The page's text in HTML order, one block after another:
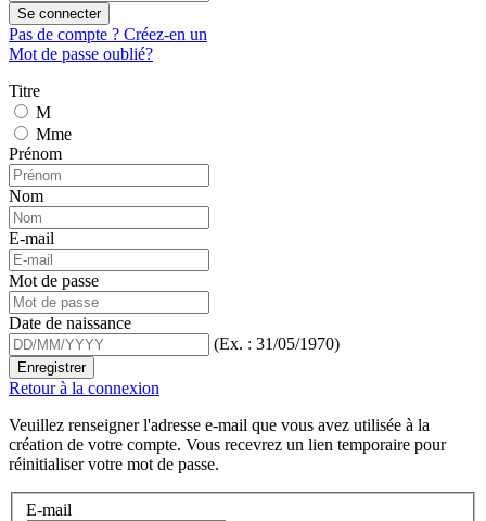
Se connecter
Pas de compte ? Créez-en un
Mot de passe oublié?
Titre
M
Mme
Prénom
Nom
E-mail
Mot de passe
Date de naissance
(Ex. : 31/05/1970)
Enregistrer
Retour à la connexion
Veuillez renseigner l'adresse e-mail que vous avez utilisée à la
création de votre compte. Vous recevrez un lien temporaire pour
réinitialiser votre mot de passe.
E-mail